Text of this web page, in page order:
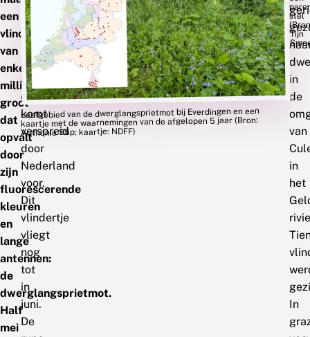
een
vlindertje
van
enkele
millimeters
groot
dat
opvalt
door
zijn
fluorescerende
kleuren
en
lange
antennen:
de
dwerglangsprietmot.
Half
mei
staat
als
zeldzaam
te
boek
en
komt
verspreid
door
Nederland
voor.
Dit
vlindertje
vliegt
nog
tot
in
juni.
De
Leefgebied van de dwerglangsprietmot bij Everdingen en een
kaartje met de waarnemingen van de afgelopen 5 jaar (Bron:
Anthonie Stip; kaartje: NDFF)
in
de
van
in
het
In
stel
Tijn